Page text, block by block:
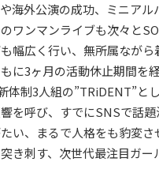
海外公演の成功、ミニア
ワンマンライブも次々と
幅広く行い、無所属なが
に3ヶ月の活動休止期間を
体制3人組の”TRiDENT”と
を呼び、すでにSNSで話
い、まるで人格をも豹変
き刺す、次世代最注目ガー